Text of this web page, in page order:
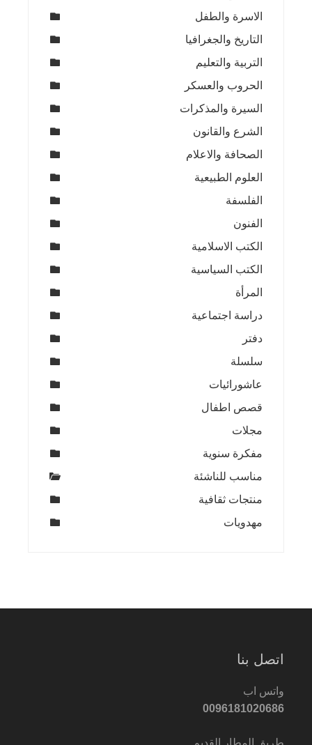
الاسرة والطفل
التاريخ والجغرافيا
التربية والتعليم
الحروب والعسكر
السيرة والمذكرات
الشرع والقانون
الصحافة والاعلام
العلوم الطبيعية
الفلسفة
الفنون
الكتب الاسلامية
الكتب السياسية
المرأة
دراسة اجتماعية
دفتر
سلسلة
عاشورائيات
قصص اطفال
مجلات
مفكرة سنوية
مناسب للناشئة
منتجات ثقافية
مهدويات
اتصل بنا
واتس اب
0096181020686
طريق المطار القديم